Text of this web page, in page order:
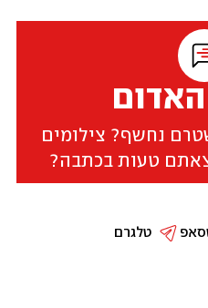
האדום
נחשף? צילומים
טעות בכתבה?
טלגרם